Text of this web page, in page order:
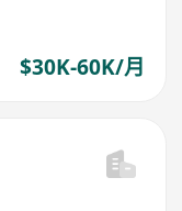
$30K-60K/月